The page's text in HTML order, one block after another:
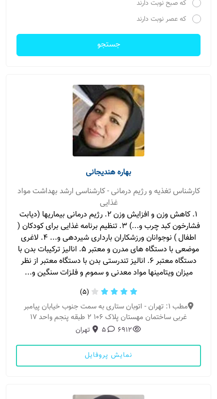
که صبح نوبت دارند
که عصر نوبت دارند
جستجو
بهاره هندیجانی
کارشناس تغذیه و رژیم درمانی - کارشناسی ارشد بهداشت مواد
غذایی
1. کاهش وزن و افزایش وزن 2. رژیم درمانی بیماریها (دیابت
فشارخون کبد چرب و...) 3. تنظیم برنامه غذایی برای کودکان (
اطفال ) نوجوانان ورزشکاران بارداری شیردهی و... 4. لاغری
موضعی با دستگاه های مدرن و معتبر 5. انالیز ترکیبات بدن با
دستگاه معتبر 6. انالیز تندرستی بدن با دستگاه معتبر از نظر
میزان ویتامینها مواد معدنی و سموم و فلزات سنگین و...
(5)
مطب 1: تهران - اتوبان ستاری به سمت جنوب خیابان پیامبر
غربی ساختمان مهستان پلاک 106 2 طبقه پنجم واحد 17
6912
5 تهران
نمایش پروفایل